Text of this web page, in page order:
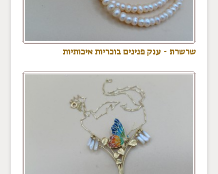
שרשרת - ענק פנינים בוכריות איכותיות